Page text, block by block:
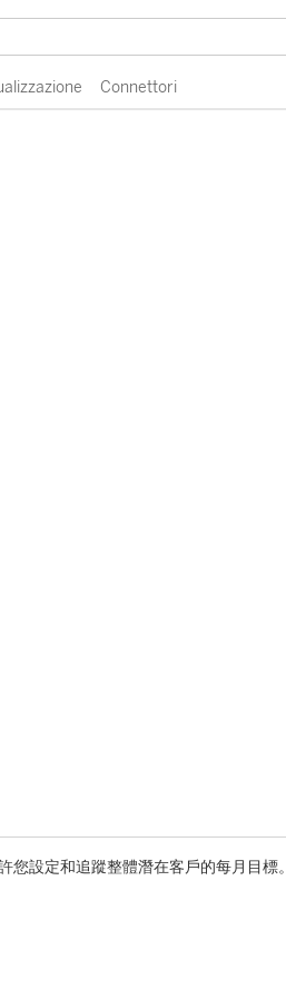
Connettori
設定和追蹤整體潛在客戶的每月目標。